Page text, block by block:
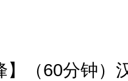
】（60分钟